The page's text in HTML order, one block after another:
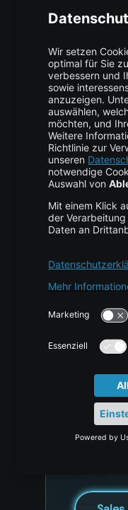
Für wen
Wie können
Cloud bei
Case
Für